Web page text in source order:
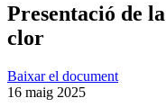
Presentació de
clor
Baixar el document
16 maig 2025